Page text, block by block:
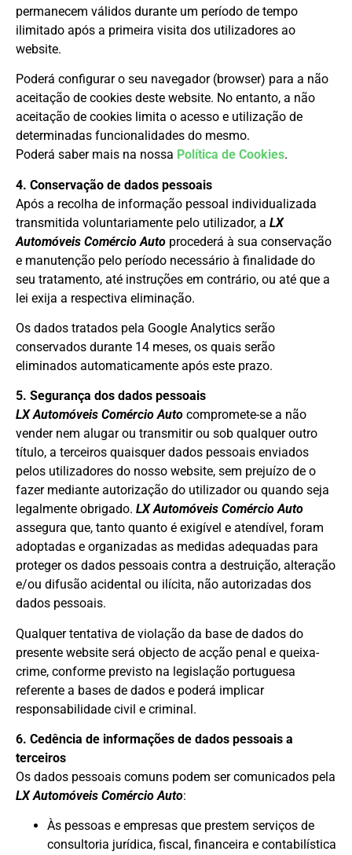
permanecem válidos durante um período de tempo
ilimitado após a primeira visita dos utilizadores ao
website.
Poderá configurar o seu navegador (browser) para a não
aceitação de cookies deste website. No entanto, a não
aceitação de cookies limita o acesso e utilização de
determinadas funcionalidades do mesmo.
Poderá saber mais na nossa Política de Cookies.
4. Conservação de dados pessoais
Após a recolha de informação pessoal individualizada
transmitida voluntariamente pelo utilizador, a LX
Automóveis Comércio Auto procederá à sua conservação
e manutenção pelo período necessário à finalidade do
seu tratamento, até instruções em contrário, ou até que a
lei exija a respectiva eliminação.
Os dados tratados pela Google Analytics serão
conservados durante 14 meses, os quais serão
eliminados automaticamente após este prazo.
5. Segurança dos dados pessoais
LX Automóveis Comércio Auto compromete-se a não
vender nem alugar ou transmitir ou sob qualquer outro
título, a terceiros quaisquer dados pessoais enviados
pelos utilizadores do nosso website, sem prejuízo de o
fazer mediante autorização do utilizador ou quando seja
legalmente obrigado. LX Automóveis Comércio Auto
assegura que, tanto quanto é exigível e atendível, foram
adoptadas e organizadas as medidas adequadas para
proteger os dados pessoais contra a destruição, alteração
e/ou difusão acidental ou ilícita, não autorizadas dos
dados pessoais.
Qualquer tentativa de violação da base de dados do
presente website será objecto de acção penal e queixa-
crime, conforme previsto na legislação portuguesa
referente a bases de dados e poderá implicar
responsabilidade civil e criminal.
6. Cedência de informações de dados pessoais a
terceiros
Os dados pessoais comuns podem ser comunicados pela
LX Automóveis Comércio Auto:
Às pessoas e empresas que prestem serviços de
consultoria jurídica, fiscal, financeira e contabilística